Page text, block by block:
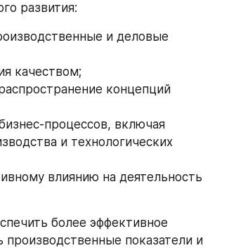
развития:
и деловые
качеством;
концепций
процессов, включая
и технологических
влиянию на деятельность
более эффективное
показатели и